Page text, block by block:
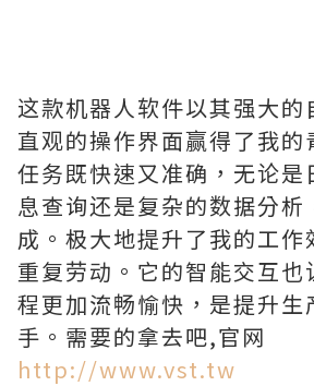
这款机器人软件以其强大的
直观的操作界面赢得了我的
任务既快速又准确，无论是
息查询还是复杂的数据分析
成。极大地提升了我的工作
重复劳动。它的智能交互也
程更加流畅愉快，是提升生
手。需要的拿去吧,官网
http://www.vst.tw